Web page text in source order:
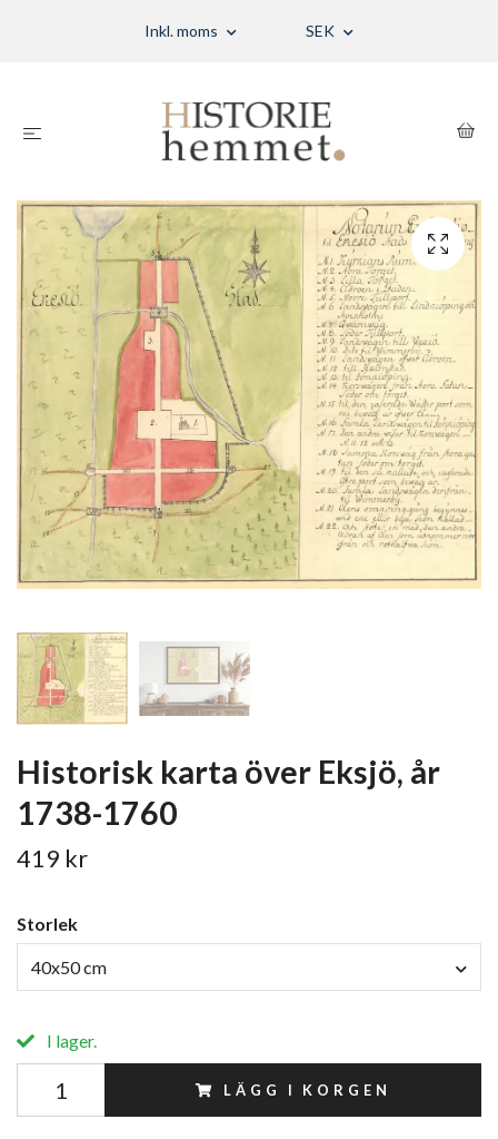
Inkl. moms SEK
Historisk karta över Eksjö, år
1738-1760
419 kr
Storlek
40x50 cm
I lager.
LÄGG I KORGEN